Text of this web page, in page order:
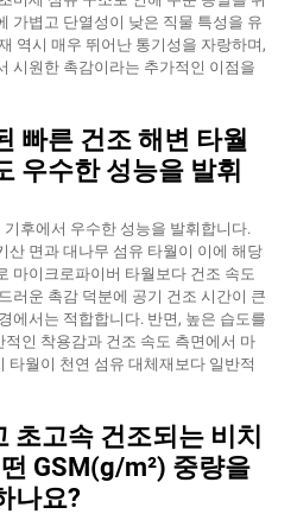
가볍고 단열성이 낮은 직물 특성을 유
역시 매우 뛰어난 통기성을 자랑하며,
시원한 촉감이라는 추가적인 이점을
빠른 건조 해변 타월
우수한 성능을 발휘
후에서 우수한 성능을 발휘합니다.
산 면과 대나무 섬유 타월이 이에 해당
마이크로파이버 타월보다 건조 속도
러운 촉감 덕분에 공기 건조 시간이 큰
에서는 적합합니다. 반면, 높은 습도를
인 착용감과 건조 속도 측면에서 마
타월이 천연 섬유 대체재보다 일반적
초고속 건조되는 비치
GSM(g/m²) 중량을
나요?